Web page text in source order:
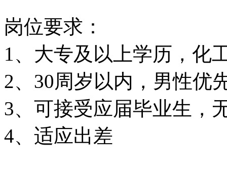
岗位要求：
1、大专及以上学历，化
2、30周岁以内，男性优
3、可接受应届毕业生，
4、适应出差